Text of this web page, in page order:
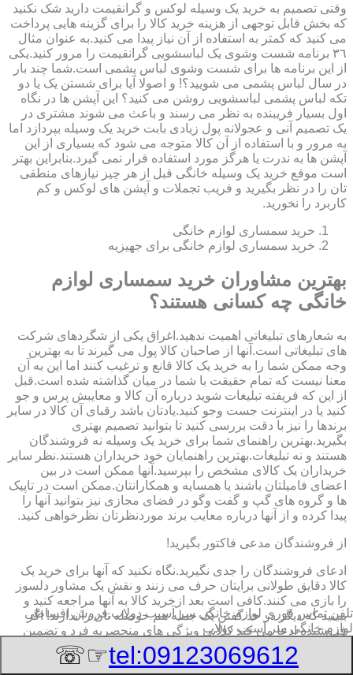
وقتی تصمیم به خرید یک وسیله لوکس و گرانقیمت دارید شک نکنید
که بخش قابل توجهی از هزینه خرید کالا را برای گزینه هایی پرداخت
می کنید که کمتر به استفاده از آن نیاز پیدا می کنید.به عنوان مثال
٣٦ برنامه شست وشوی یک لباسشویی گرانقیمت را مرور کنید.یکی
از این برنامه ها برای شست وشوی لباس پشمی است.شما چند بار
در سال لباس پشمی می شویید؟! و اصولا آیا برای شستن یک یا دو
تکه لباس پشمی لباسشویی روشن می کنید؟ این آپشن ها در نگاه
اول بسیار فریبنده به نظر می رسند و باعث می شوند مشتری در
یک تصمیم آنی و عجولانه پول زیادی بابت خرید یک وسیله بپردازد اما
به مرور و با استفاده از آن کالا متوجه می شود که بسیاری از این
آپشن ها به ندرت یا هرگز مورد استفاده قرار نمی گیرد.بنابراین بهتر
است موقع خرید یک وسیله خانگی قبل از هر چیز نیازهای منطقی
تان را در نظر بگیرید و فریب تجملات و آپشن های لوکس و کم
کاربرد را نخورید.
خرید سمساری لوازم خانگی
خرید سمساری لوازم خانگی برای جهیزیه
بهترین مشاوران خرید سمساری لوازم
خانگی چه کسانی هستند؟
به شعارهای تبلیغاتی اهمیت ندهید.اغراق یکی از شگردهای شرکت
های تبلیغاتی است.آنها از صاحبان کالا پول می گیرند تا به بهترین
وجه ممکن شما را به خرید یک کالا قانع و ترغیب کنند اما این به آن
معنا نیست که تمام حقیقت با شما در میان گذاشته شده است.قبل
از این که فریفته تبلیغات شوید درباره آن کالا و معایبش پرس و جو
کنید یا در اینترنت جست وجو کنید.یادتان باشد رقبای آن کالا در سایر
برندها را نیز با دقت بررسی کنید تا بتوانید تصمیم بهتری
بگیرید.بهترین راهنمای شما برای خرید یک وسیله نه فروشندگان
هستند و نه تبلیغات.بهترین راهنمایان خود خریداران هستند.نظر سایر
خریداران یک کالای مشخص را بپرسید.آنها ممکن است در بین
اعضای فامیلتان باشند یا همسایه و همکارانتان.ممکن است در تاپیک
ها و گروه های گپ و گفت وگو در فضای مجازی نیز بتوانید آنها را
پیدا کرده و از آنها درباره معایب برند موردنظرتان نظرخواهی کنید.
از فروشندگان مدعی فاکتور بگیرید!
ادعای فروشندگان را جدی نگیرید.نگاه نکنید که آنها برای خرید یک
کالا دقایق طولانی برایتان حرف می زنند و نقش یک مشاور دلسوز
را بازی می کنند.کافی است بعد ازخرید کالا به آنها مراجعه کنید و
ببینید که دیگر در حد گفتن یک جمله هم حوصله تان را ندارند! اگر
فروشنده ادعا می کند کالایی ویژگی های منحصربه فرد و تضمین
شده ای دارد،از او بخواهید تمام آن ویژگی ها را به صورت دقیق و
شفاف در فاکتور خریدتان بنویسد و مهر و امضا کند.این کار به شما
تلفن تماس فوری لوازم خانگی سر آسیب دولاب,فروش اقساطی
لوازم خانگی سر آسیب دولاب
tel:09123069612
☞☏